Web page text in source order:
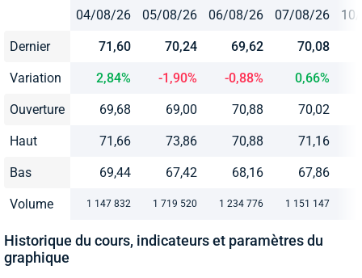
04/08/26 05/08/26 06/08/26 07/08/26
Dernier 71,60 70,24 69,62 70,08
Variation 2,84% -1,90% -0,88% 0,66%
Ouverture 69,68 69,00 70,88 70,02
Haut 71,66 73,86 70,88 71,16
Bas 69,44 67,42 68,16 67,86
Volume 1 147 832 1 719 520 1 234 776 1 151 147
Historique du cours, indicateurs et paramètres du
graphique